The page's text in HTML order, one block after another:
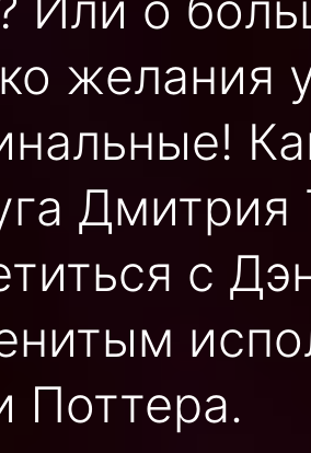
желания
Дмитрия
с
Поттера.